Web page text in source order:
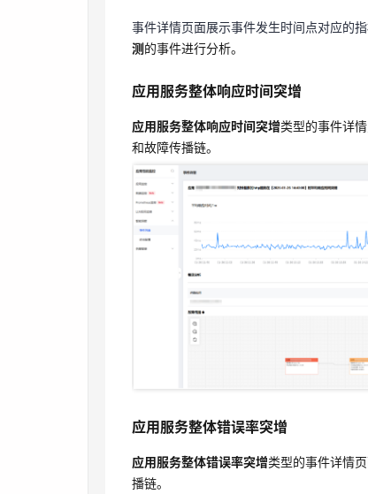
测的事件进行分析。
应用服务整体响应时间突增类型的事件详
和故障传播链。
应用服务整体错误率突增类型的事件详情
播链。
事件详情页面展示事件发生时间点对应的
测的事件进行分析。
应用服务整体响应时间突增
应用服务整体响应时间突增类型的事件详
和故障传播链。
应用服务整体错误率突增
应用服务整体错误率突增类型的事件详情
播链。